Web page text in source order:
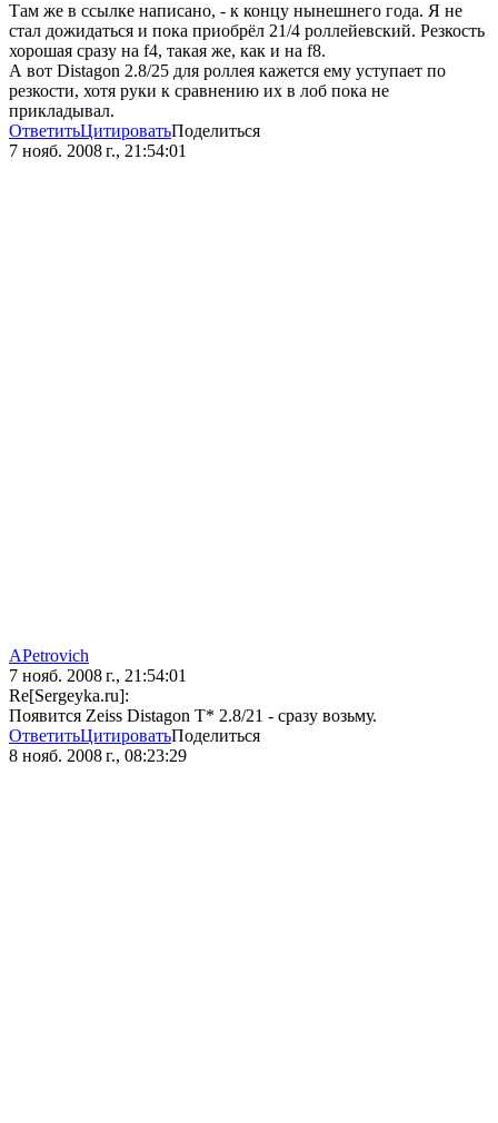
Там же в ссылке написано, - к концу нынешнего года. Я не
стал дожидаться и пока приобрёл 21/4 роллейевский. Резкость
хорошая сразу на f4, такая же, как и на f8.
А вот Distagon 2.8/25 для роллея кажется ему уступает по
резкости, хотя руки к сравнению их в лоб пока не
прикладывал.
ОтветитьЦитироватьПоделиться
7 нояб. 2008 г., 21:54:01
APetrovich
7 нояб. 2008 г., 21:54:01
Re[Sergeyka.ru]:
Появится Zeiss Distagon T* 2.8/21 - сразу возьму.
ОтветитьЦитироватьПоделиться
8 нояб. 2008 г., 08:23:29